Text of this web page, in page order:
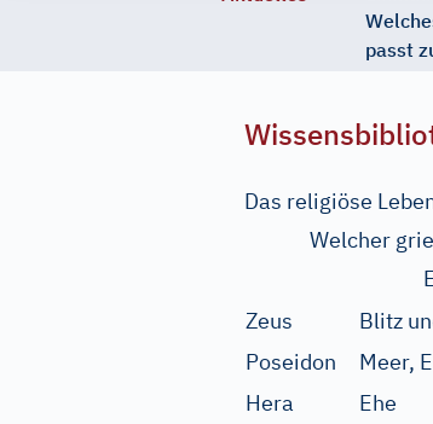
passt
Das religiöse
Welcher
Zeus
Blitz
Poseidon
Meer,
Hera
Ehe